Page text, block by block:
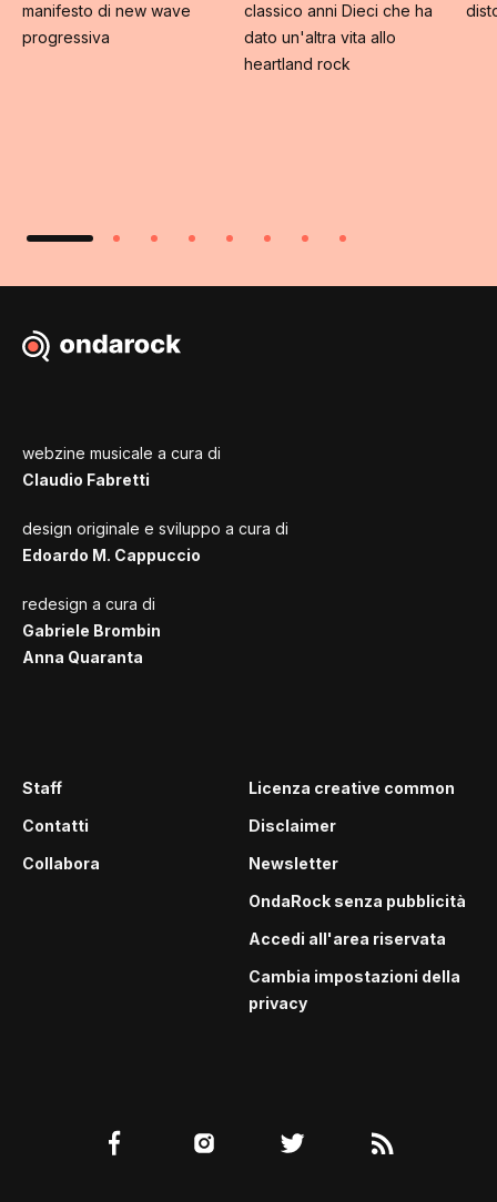
manifesto di new wave
progressiva
classico anni Dieci che ha
dato un'altra vita allo
heartland rock
webzine musicale a cura di
Claudio Fabretti
design originale e sviluppo a cura di
Edoardo M. Cappuccio
redesign a cura di
Gabriele Brombin
Anna Quaranta
Staff
Contatti
Collabora
Licenza creative common
Disclaimer
Newsletter
OndaRock senza pubblicità
Accedi all'area riservata
Cambia impostazioni della
privacy